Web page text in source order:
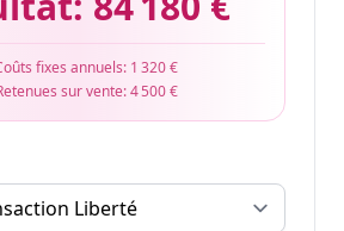
fixes annuels: 1 320 €
sur vente:4 500 €